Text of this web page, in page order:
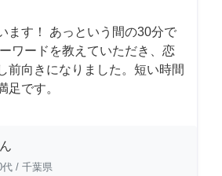
ます！ あっという間の30分で
ワードを教えていただき、恋
前向きになりました。短い時間
足です。
代 / 千葉県